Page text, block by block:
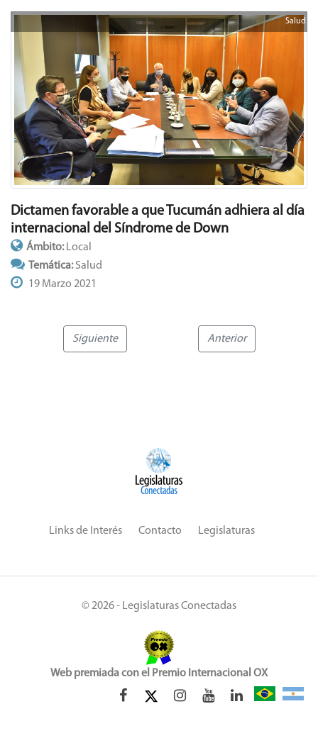
Salud
Dictamen favorable a que Tucumán adhiera al día
internacional del Síndrome de Down
Ámbito: Local
Temática:Salud
19 Marzo 2021
Siguiente Anterior
Links de Interés Contacto Legislaturas
© 2026 - Legislaturas Conectadas
Web premiada con el Premio Internacional OX